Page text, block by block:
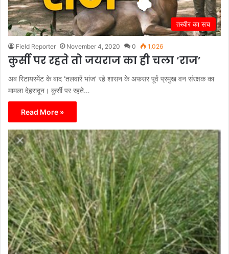
तस्वीर का सच
Field Reporter November 4, 2020 0 1,026
कुर्सी पर रहते तो जयराज का ही चला ‘राज’
अब रिटायरमेंट के बाद ‘तलवारें भांज’ रहे शासन के अफसर पूर्व प्रमुख वन संरक्षक का
मामला देहरादून। कुर्सी पर रहते…
Read More »